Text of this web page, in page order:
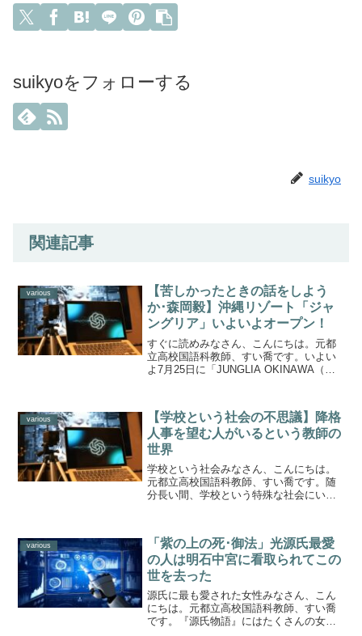
suikyoをフォローする
suikyo
関連記事
various
【苦しかったときの話をしよう
か･森岡毅】沖縄リゾート「ジャ
ングリア」いよいよオープン！
すぐに読めみなさん、こんにちは。元都
立高校国語科教師、すい喬です。いよい
よ7月25日に「JUNGLIA OKINAWA（ジ
た総事業費700億円に上る巨大テーマパー
クです...
various
【学校という社会の不思議】降格
人事を望む人がいるという教師の
世界
学校という社会みなさん、こんにちは。
元都立高校国語科教師、すい喬です。随
分長い間、学校という特殊な社会にいま
さに圧倒されました。会社はある意味わ
かりやすいです。ひたす...
various
「紫の上の死･御法」光源氏最愛
の人は明石中宮に看取られてこの
世を去った
源氏に最も愛された女性みなさん、こん
にちは。元都立高校国語科教師、すい喬
です。『源氏物語』にはたくさんの女性